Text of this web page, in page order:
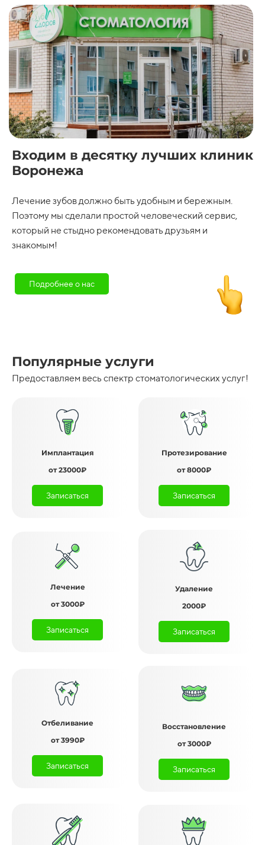
гибкого(нейлонового)
съемного полного протеза
Breflex
Изготовление ацеталового
протеза с двумя
удерживающими кламерами
35000 ₽ 38000 ₽
Изготовление иммедиат
протеза из ацетала
15000 ₽ 17000 ₽
Ремонт пластиночного
протеза, приварка зуба
3000 ₽ 6000 ₽
Перебазировка акрилового
протеза
3500 ₽ 6000 ₽
Изготовление
металлокерамической
абатманта)
20000 ₽ 23000 ₽
Изготовление бюгельного
протеза
Входим в десятку лучших клиник
Воронежа
Лечение зубов должно быть удобным и бережным.
Поэтому мы сделали простой человеческий сервис,
который не стыдно рекомендовать друзьям и
знакомым!
Подробнее о нас
Популярные услуги
Предоставляем весь спектр стоматологических услуг!
Имплантация
от 23000₽
Записаться
Протезирование
от 8000₽
Записаться
Лечение
от 3000₽
Записаться
Удаление
2000₽
Записаться
Отбеливание
от 3990₽
Записаться
Восстановление
от 3000₽
Записаться